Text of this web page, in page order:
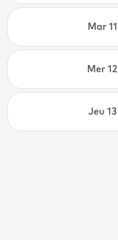
Mar 11
Mer 12
Jeu 13